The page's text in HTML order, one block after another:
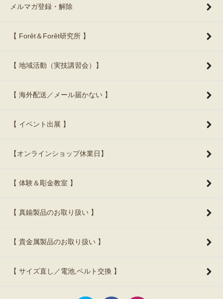
メルマガ登録・解除
【 Forêt＆Forêt研究所 】
【 地域活動（実技講習会）】
【 海外配送／メール届かない 】
【 イベント出展 】
【オンラインショップ休業日】
【 体験＆彫金教室 】
【 真鍮製品のお取り扱い 】
【 貴金属製品のお取り扱い 】
【 サイズ直し／電池,ベルト交換 】